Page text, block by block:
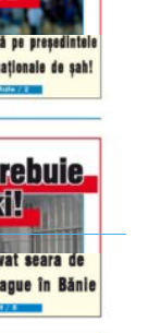
17.00